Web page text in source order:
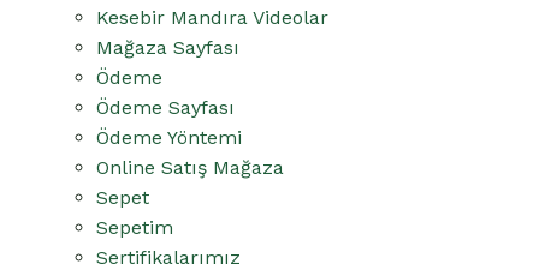
Kesebir Mandıra Videolar
Mağaza Sayfası
Ödeme
Ödeme Sayfası
Ödeme Yöntemi
Online Satış Mağaza
Sepet
Sepetim
Sertifikalarımız